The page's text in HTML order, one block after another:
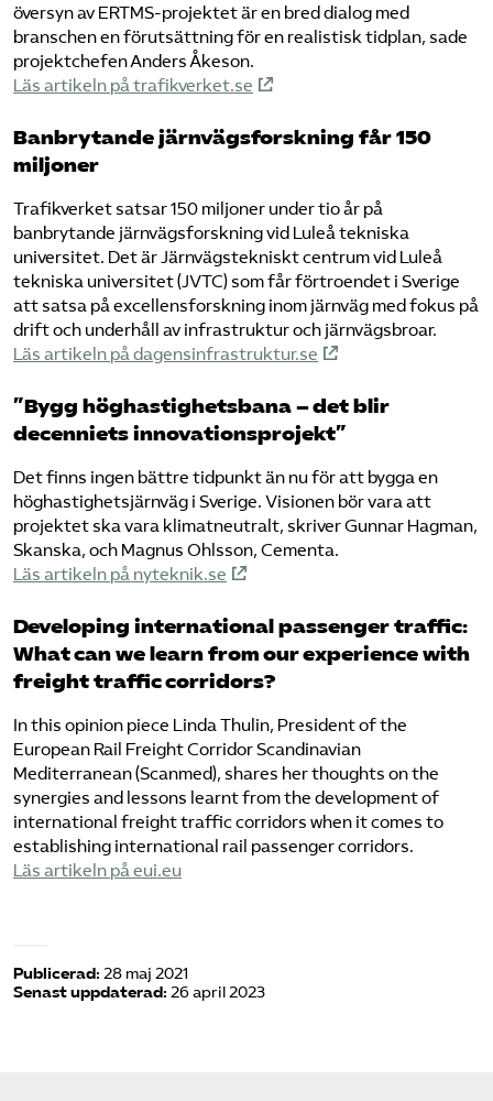
översyn av ERTMS-projektet är en bred dialog med
branschen en förutsättning för en realistisk tidplan, sade
projektchefen Anders Åkeson.
Läs artikeln på trafikverket.se
Banbrytande järnvägsforskning får 150
miljoner
Trafikverket satsar 150 miljoner under tio år på
banbrytande järnvägsforskning vid Luleå tekniska
universitet. Det är Järnvägstekniskt centrum vid Luleå
tekniska universitet (JVTC) som får förtroendet i Sverige
att satsa på excellensforskning inom järnväg med fokus på
drift och underhåll av infrastruktur och järnvägsbroar.
Läs artikeln på dagensinfrastruktur.se
”Bygg höghastighetsbana – det blir
decenniets innovationsprojekt”
Det finns ingen bättre tidpunkt än nu för att bygga en
höghastighetsjärnväg i Sverige. Visionen bör vara att
projektet ska vara klimatneutralt, skriver Gunnar Hagman,
Skanska, och Magnus Ohlsson, Cementa.
Läs artikeln på nyteknik.se
Developing international passenger traffic:
What can we learn from our experience with
freight traffic corridors?
In this opinion piece Linda Thulin, President of the
European Rail Freight Corridor Scandinavian
Mediterranean (Scanmed), shares her thoughts on the
synergies and lessons learnt from the development of
international freight traffic corridors when it comes to
establishing international rail passenger corridors.
Läs artikeln på eui.eu
Publicerad: 28 maj 2021
Senast uppdaterad: 26 april 2023